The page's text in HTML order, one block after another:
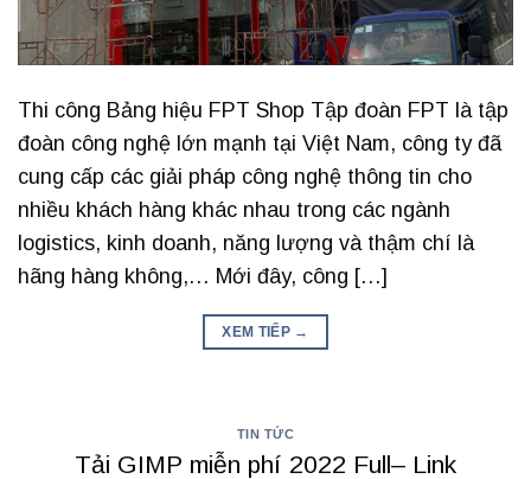
Thi công Bảng hiệu FPT Shop Tập đoàn FPT là tập
đoàn công nghệ lớn mạnh tại Việt Nam, công ty đã
cung cấp các giải pháp công nghệ thông tin cho
nhiều khách hàng khác nhau trong các ngành
logistics, kinh doanh, năng lượng và thậm chí là
hãng hàng không,… Mới đây, công […]
XEM TIẾP →
TIN TỨC
Tải GIMP miễn phí 2022 Full– Link